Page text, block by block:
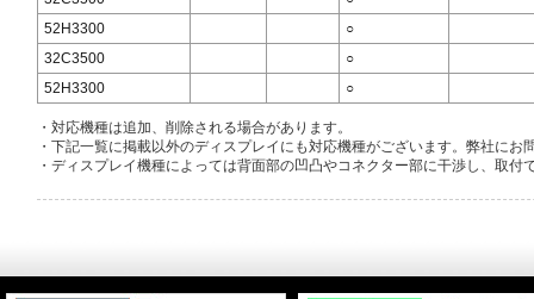
52H3300
○
32C3500
○
52H3300
○
・対応機種は追加、削除される場合があります。
・下記一覧に掲載以外のディスプレイにも対応機種がございます。弊社にお
・ディスプレイ機種によっては背面部の凹凸やコネクター部に干渉し、取付